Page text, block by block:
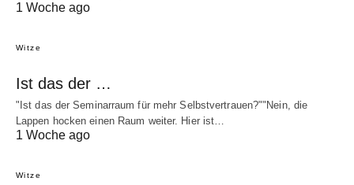
1 Woche ago
Witze
Ist das der …
"Ist das der Seminarraum für mehr Selbstvertrauen?""Nein, die
Lappen hocken einen Raum weiter. Hier ist…
1 Woche ago
Witze